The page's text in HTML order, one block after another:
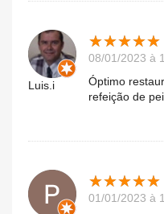
Luis.i
★★★★★
★★★★★
08/01/2023 à
Óptimo
refeição de
★★★★★
★★★★★
01/01/2023 à